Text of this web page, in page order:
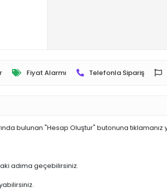
Fiyat Alarmı Telefonla Sipariş
bulunan "Hesap Oluştur" butonuna tıklamanız
adıma geçebilirsiniz.